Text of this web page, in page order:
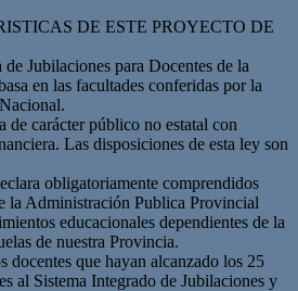
DE ESTE PROYECTO DE
Jubilaciones para Docentes de la
en las facultades conferidas por la
de carácter público no estatal con
Las disposiciones de esta ley son
obligatoriamente comprendidos
la Administración Publica Provincial
educacionales dependientes de la
de nuestra Provincia.
docentes que hayan alcanzado los 25
al Sistema Integrado de Jubilaciones y